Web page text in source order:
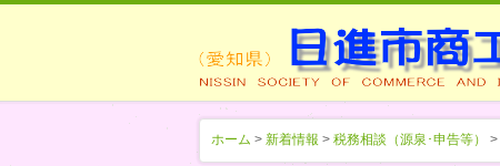
ホーム > 新着情報 > 税務相談（源泉･申告等） >